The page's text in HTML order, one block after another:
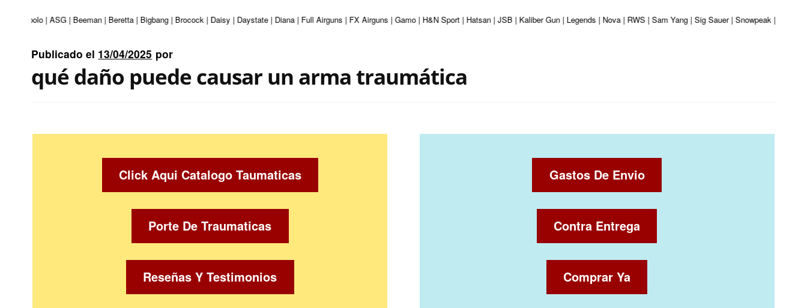
Apolo | ASG | Beeman | Beretta | Bigbang | Brocock | Daisy | Daystate | Diana | Full Airguns | FX Airguns | Gamo | H&N Sport | Hatsan | JSB | Kaliber Gun | Legends | Nova | RWS | Sam Yang | Sig Sauer | Snowpeak | Umarex
Publicado el 13/04/2025 por
qué daño puede causar un arma traumática
Click Aqui Catalogo Taumaticas
Porte De Traumaticas
Reseñas Y Testimonios
Gastos De Envio
Contra Entrega
Comprar Ya